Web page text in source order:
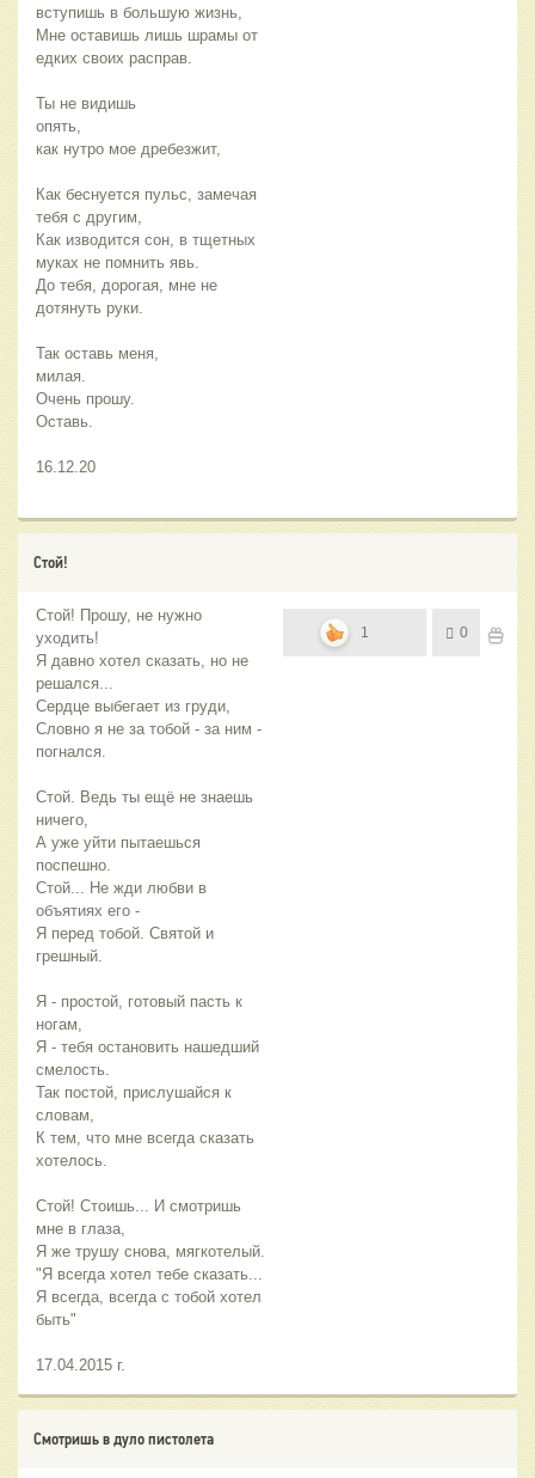
вступишь в большую жизнь,
Мне оставишь лишь шрамы от
едких своих расправ.
Ты не видишь
опять,
как нутро мое дребезжит,
Как беснуется пульс, замечая
тебя с другим,
Как изводится сон, в тщетных
муках не помнить явь.
До тебя, дорогая, мне не
дотянуть руки.
Так оставь меня,
милая.
Очень прошу.
Оставь.
16.12.20
Стой!
Стой! Прошу, не нужно
уходить!
Я давно хотел сказать, но не
решался...
Сердце выбегает из груди,
Словно я не за тобой - за ним -
погнался.
Стой. Ведь ты ещё не знаешь
ничего,
А уже уйти пытаешься
поспешно.
Стой... Не жди любви в
объятиях его -
Я перед тобой. Святой и
грешный.
Я - простой, готовый пасть к
ногам,
Я - тебя остановить нашедший
смелость.
Так постой, прислушайся к
словам,
К тем, что мне всегда сказать
хотелось.
Стой! Стоишь... И смотришь
мне в глаза,
Я же трушу снова, мягкотелый.
"Я всегда хотел тебе сказать...
Я всегда, всегда с тобой хотел
быть"
17.04.2015 г.
1 0
Смотришь в дуло пистолета